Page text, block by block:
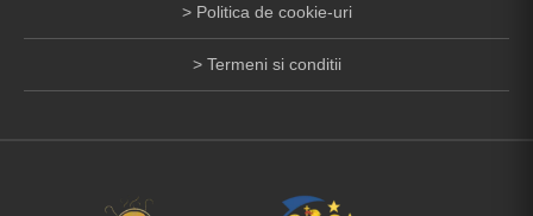
Politica de cookie-uri
Termeni si conditii